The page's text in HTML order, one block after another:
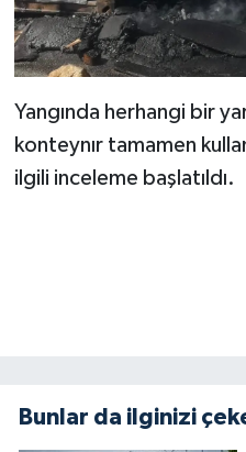
Yangında herhangi bir
konteynır tamamen
ilgili inceleme başlatıldı.
Bunlar da ilginizi
OTOMOBİL
MİZAH
TARİH